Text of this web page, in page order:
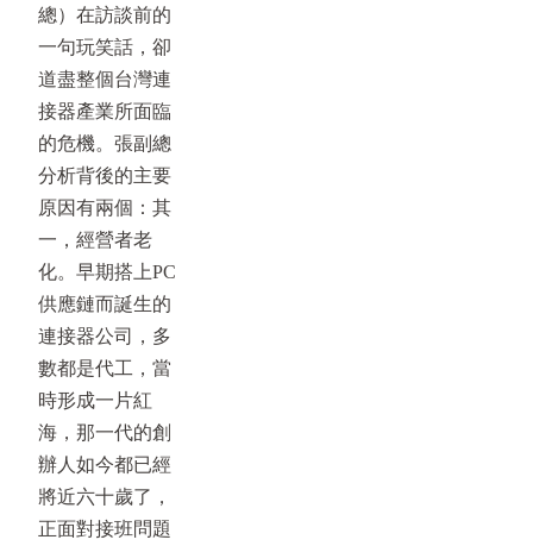
總）在訪談前的
一句玩笑話，卻
道盡整個台灣連
接器產業所面臨
的危機。張副總
分析背後的主要
原因有兩個：其
一，經營者老
化。早期搭上PC
供應鏈而誕生的
連接器公司，多
數都是代工，當
時形成一片紅
海，那一代的創
辦人如今都已經
將近六十歲了，
正面對接班問題